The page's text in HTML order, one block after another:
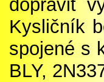
dopravit
Kysličník
spojené s
BLY,